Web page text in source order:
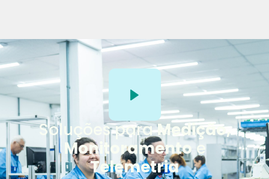
Soluções paraMedição,
Monitoramento e
Telemetria